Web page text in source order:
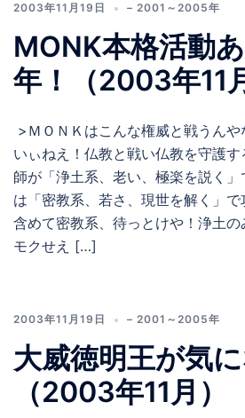
2003年11月19日 – 2001～2005年
MONK本格活動
年！（2003年11
>ＭＯＮＫはこんな権威と戦うんや
いぃねえ！仏教と戦い仏教を守護
師が「浄土系、老い、極楽を説く
は「密教系、若さ、現世を解く」
含めて密教系、待っとけや！浄土
モクせえ […]
2003年11月19日 – 2001～2005年
大威徳明王が気に
（2003年11月）